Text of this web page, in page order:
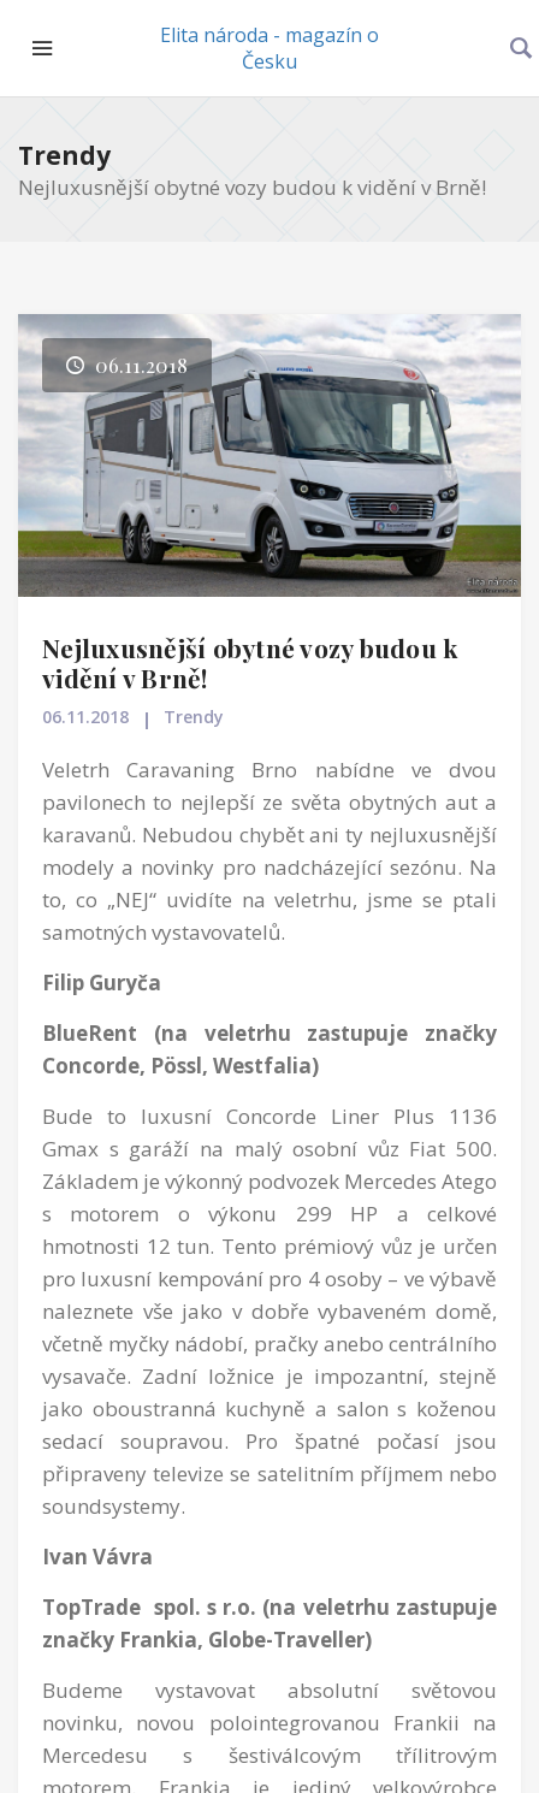
Elita národa - magazín o
Česku
Trendy
Nejluxusnější obytné vozy budou k vidění v Brně!
06.11.2018
Nejluxusnější obytné vozy budou k
vidění v Brně!
06.11.2018 Trendy
Veletrh Caravaning Brno nabídne ve dvou
pavilonech to nejlepší ze světa obytných aut a
karavanů. Nebudou chybět ani ty nejluxusnější
modely a novinky pro nadcházející sezónu. Na
to, co „NEJ“ uvidíte na veletrhu, jsme se ptali
samotných vystavovatelů.
Filip Guryča
BlueRent (na veletrhu zastupuje značky
Concorde, Pössl, Westfalia)
Bude to luxusní Concorde Liner Plus 1136
Gmax s garáží na malý osobní vůz Fiat 500.
Základem je výkonný podvozek Mercedes Atego
s motorem o výkonu 299 HP a celkové
hmotnosti 12 tun. Tento prémiový vůz je určen
pro luxusní kempování pro 4 osoby – ve výbavě
naleznete vše jako v dobře vybaveném domě,
včetně myčky nádobí, pračky anebo centrálního
vysavače. Zadní ložnice je impozantní, stejně
jako oboustranná kuchyně a salon s koženou
sedací soupravou. Pro špatné počasí jsou
připraveny televize se satelitním příjmem nebo
soundsystemy.
Ivan Vávra
TopTrade spol. s r.o. (na veletrhu zastupuje
značky Frankia, Globe-Traveller)
Budeme vystavovat absolutní světovou
novinku, novou polointegrovanou Frankii na
Mercedesu s šestiválcovým třílitrovým